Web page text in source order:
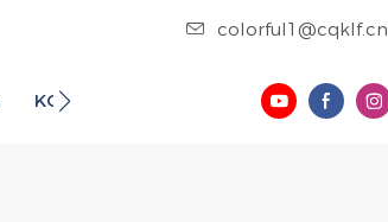
colorful1@cqklf.cn
KONTAKTIEREN SIE UNS BLOG